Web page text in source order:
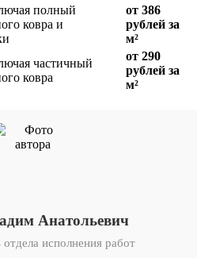
полный
ковра и
от 386
рублей за
м²
частичный
ковра
от 290
рублей за
м²
Анатольевич
отдела исполнения работ